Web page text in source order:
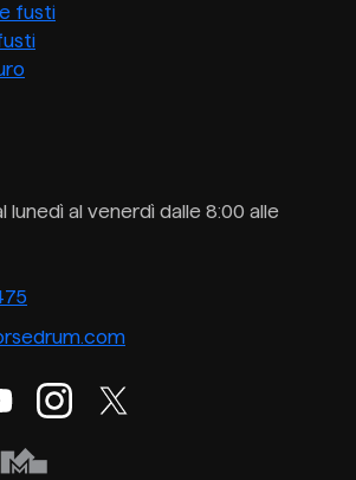
fusti
al venerdì dalle 8:00 alle